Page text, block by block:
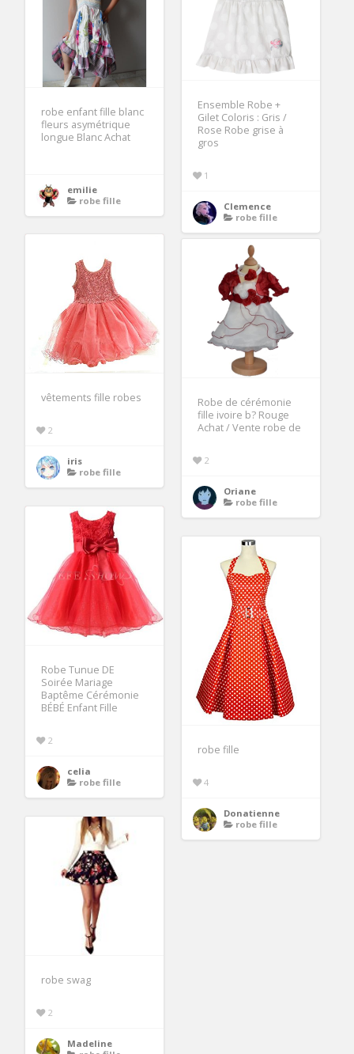
Ensemble Robe +
Gilet Coloris : Gris /
Rose Robe grise à
gros
1
Clemence
robe fille
robe enfant fille blanc
fleurs asymétrique
longue Blanc Achat
emilie
robe fille
vêtements fille robes
2
iris
robe fille
Robe de cérémonie
fille ivoire b? Rouge
Achat / Vente robe de
2
Oriane
robe fille
Robe Tunue DE
Soirée Mariage
Baptême Cérémonie
BÉBÉ Enfant Fille
2
celia
robe fille
robe fille
4
Donatienne
robe fille
robe swag
2
Madeline